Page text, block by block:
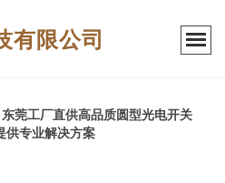
有限公司
东莞工厂直供高品质圆型光电开关
专业解决方案